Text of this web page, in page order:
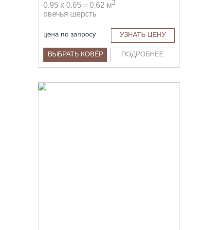
0.95 x 0.65 = 0.62 м2
овечья шерсть
цена по запросу УЗНАТЬ ЦЕНУ
ВЫБРАТЬ КОВЁР ПОДРОБНЕЕ